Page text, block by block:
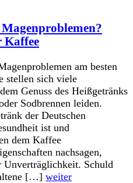
Kaffee
am besten
stellen sich viele
Genuss des Heißgetränks
Sodbrennen leiden.
der Deutschen
ist und
dem Kaffee
nachsagen,
Unverträglichkeit. Schuld
[…] weiter